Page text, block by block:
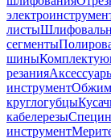
листы
сегменты
шины
резания
инструмент
круглогубцы
кабелерезы
инструмент